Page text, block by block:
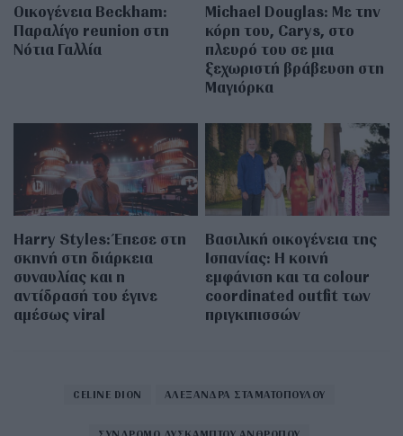
Οικογένεια Beckham:
Παραλίγο reunion στη
Νότια Γαλλία
Michael Douglas: Με την
κόρη του, Carys, στο
πλευρό του σε μια
ξεχωριστή βράβευση στη
Μαγιόρκα
Harry Styles: Έπεσε στη
σκηνή στη διάρκεια
συναυλίας και η
αντίδρασή του έγινε
αμέσως viral
Βασιλική οικογένεια της
Ισπανίας: Η κοινή
εμφάνιση και τα colour
coordinated outfit των
πριγκιπισσών
CELINE DION ΑΛΕΞΑΝΔΡΑ ΣΤΑΜΑΤΟΠΟΥΛΟΥ